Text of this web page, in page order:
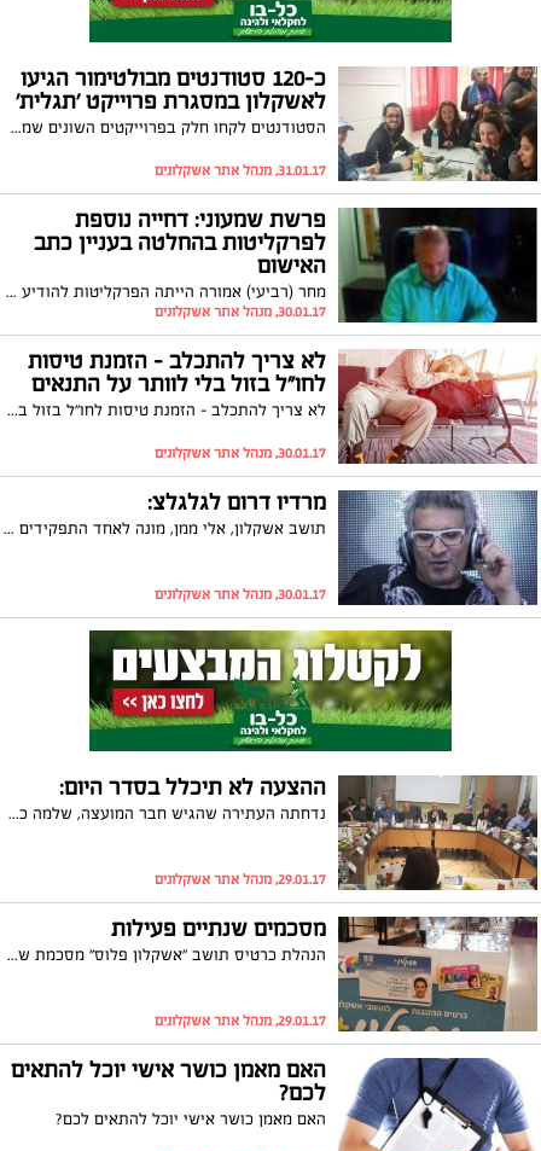
כ-120 סטודנטים מבולטימור הגיעו
לאשקלון במסגרת פרוייקט 'תגלית'
הסטודנטים לקחו חלק בפרוייקטים השונים שמפעילה שותפות אשקלון-בולטימור בעיר. טייסון, אחד הסטודנטים: "היה מדהים להכיר את האוכלוסייה באשקלון, הייתי שמח אם היה לנו יותר זמן להיות בעיר"
31.01.17, מנהל אתר אשקלונים
פרשת שמעוני: דחייה נוספת
לפרקליטות בהחלטה בעניין כתב
האישום
מחר (רביעי) אמורה הייתה הפרקליטות להודיע האם גיבשה את כתב האישום נגד ראש עיריית אשקלון, איתמר שמעוני, ואיך בכוונתה לפעול בהמשך תיק החקירה נגדו. אלא שרגע לפני שוב מבקשת הפרקליטות הארכה של שבוע. עורך דינו של שמעוני, ששי גז, נעתר לבקשה
30.01.17, מנהל אתר אשקלונים
לא צריך להתכלב - הזמנת טיסות
לחו"ל בזול בלי לוותר על התנאים
לא צריך להתכלב - הזמנת טיסות לחו"ל בזול בלי לוותר על התנאים
30.01.17, מנהל אתר אשקלונים
מרדיו דרום לגלגלצ:
תושב אשקלון, אלי ממן, מונה לאחד התפקידים הנחשקים בישראל: עורך מוזיקלי בתחנת הרדיו הנשמעת במדינה -גלגלצ.
30.01.17, מנהל אתר אשקלונים
ההצעה לא תיכלל בסדר היום:
נדחתה העתירה שהגיש חבר המועצה, שלמה כהן, נגד ראש העיר ומנכ"ל העירייה: בית המשפט קבע היום (ראשון) כי ההחלטה שלא לכלול בסדר היום את ההצעה להדחת ראש העיר, הנה נכונה. הדרך הנכונה היא להגיש הצעה על ידי לפחות מחצית מחברי המועצה לדיון בישיבת מועצה מיוחדת שלא מן המניין וסגורה
29.01.17, מנהל אתר אשקלונים
מסכמים שנתיים פעילות
הנהלת כרטיס תושב "אשקלון פלוס" מסכמת שנתיים פעילות עם למעלה מ-17,000 חברים שנהנים מאינספור הטבות חדשות ושונות מזה חודש
29.01.17, מנהל אתר אשקלונים
האם מאמן כושר אישי יוכל להתאים
לכם?
האם מאמן כושר אישי יוכל להתאים לכם?